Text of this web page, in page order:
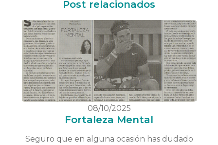
Post relacionados
08/10/2025
Fortaleza Mental
Seguro que en alguna ocasión has dudado